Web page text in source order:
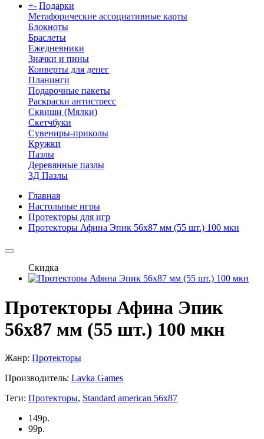
+- Подарки
Метафорические ассоциативные карты
Блокноты
Браслеты
Ежедневники
Значки и пины
Конверты для денег
Планинги
Подарочные пакеты
Раскраски антистресс
Сквиши (Мялки)
Скетчбуки
Сувениры-приколы
Кружки
Пазлы
Деревянные пазлы
3Д Пазлы
Главная
Настольные игры
Протекторы для игр
Протекторы Афина Эпик 56х87 мм (55 шт.) 100 мкн
Скидка
Протекторы Афина Эпик
56х87 мм (55 шт.) 100 мкн
Жанр: Протекторы
Производитель: Lavka Games
Теги: Протекторы, Standard american 56х87
149р.
99р.